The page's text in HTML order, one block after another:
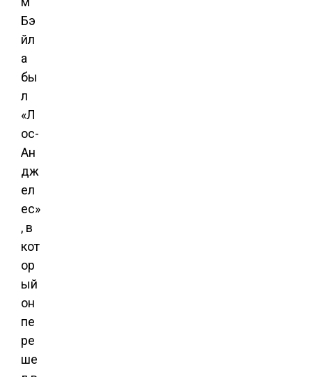
Бэ
йл
а
бы
л
«Л
ос-
Ан
дж
ел
ес»
, в
кот
ор
ый
он
пе
ре
ше